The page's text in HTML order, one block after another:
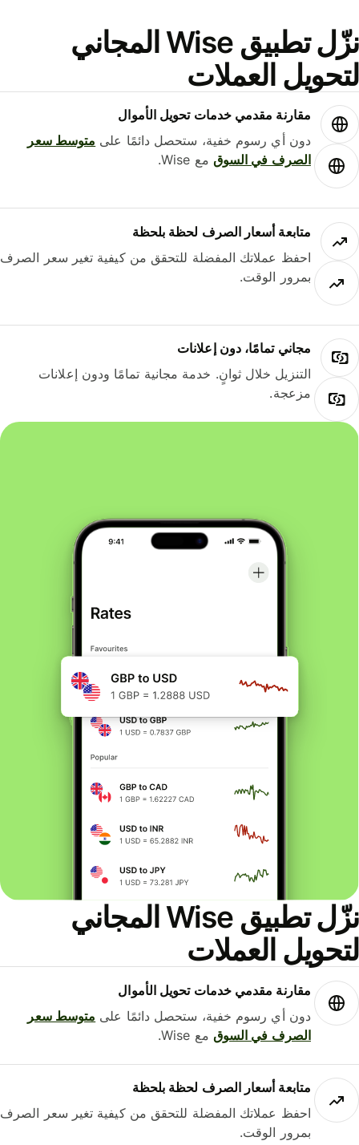
نزّل تطبيق Wise المجاني
العملات
مقارنة مقدمي خدمات تحويل الأموال
دون أي رسوم خفية، ستحصل دائمًا علىمتوسط ​​سعر
الصرف في السوقمع Wise.
متابعة أسعار الصرف لحظة بلحظة
احفظ عملاتك المفضلة للتحقق من كيفية تغير سعر الصرف
بمرور الوقت.
مجاني تمامًا، دون إعلانات
التنزيل خلال ثوانٍ. خدمة مجانية تمامًا ودون إعلانات
مزعجة.
نزّل تطبيق Wise المجاني
العملات
مقارنة مقدمي خدمات تحويل الأموال
دون أي رسوم خفية، ستحصل دائمًا علىمتوسط ​​سعر
الصرف في السوقمع Wise.
متابعة أسعار الصرف لحظة بلحظة
احفظ عملاتك المفضلة للتحقق من كيفية تغير سعر الصرف
بمرور الوقت.